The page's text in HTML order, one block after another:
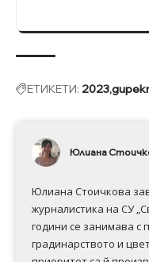
ЕТИКЕТИ: 2023
Юлиана
Юлиана Стоичкова
журналистика на СУ
години се занимава с
градинарството и